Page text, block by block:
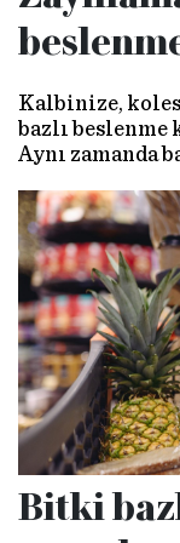
Kalbinize,
bazlı
Aynı zamanda
bitki bazlı
sağlığınızı
Bitki